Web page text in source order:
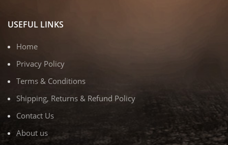
USEFUL LINKS
Home
Privacy Policy
Terms & Conditions
Shipping, Returns & Refund Policy
Contact Us
About us